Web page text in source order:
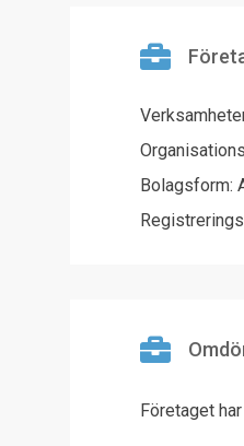
Bolagsform:
Företaget